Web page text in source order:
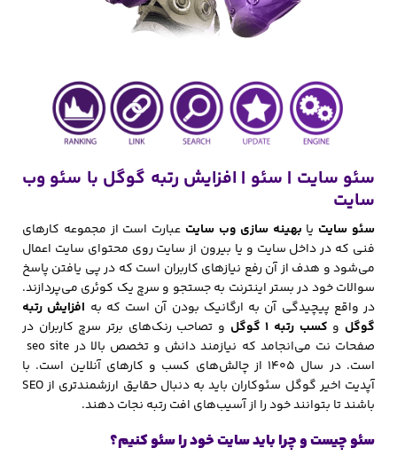
سئو سایت | سئو | افزایش رتبه گوگل با سئو وب
سایت
سئو سایت یا بهینه‌ سازی وب‌ سایت عبارت است از مجموعه کارهای
فنی که در داخل سایت و یا بیرون از سایت روی محتوای سایت اعمال
می‌شود و هدف از آن رفع نیازهای کاربران است که در پی یافتن پاسخ
سوالات خود در بستر اینترنت به جستجو و سرچ یک کوئری می‌پردازند.
در واقع پیچیدگی آن به ارگانیک بودن آن است که به افزایش رتبه
گوگل و کسب رتبه 1 گوگل
و تصاحب رنک‌های برتر سرچ کاربران در
صفحات نت می‌انجامد که نیازمند دانش و تخصص بالا در seo site
است. در سال 1405 از چالش‌های کسب و کارهای آنلاین است. با
آپدیت اخیر گوگل سئوکاران باید به دنبال حقایق ارزشمندتری از SEO
باشند تا بتوانند خود را از آسیب‌های افت رتبه نجات دهند.
سئو چیست و چرا باید سایت خود را سئو کنیم؟